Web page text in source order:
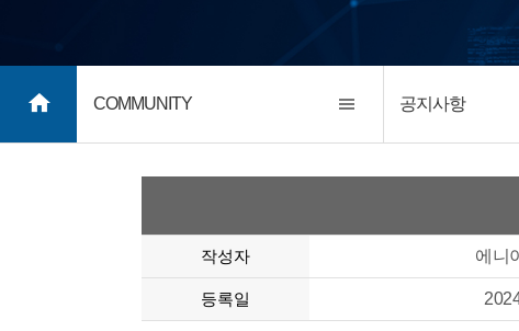
COMMUNITY 공지사항
작성자 에니
등록일